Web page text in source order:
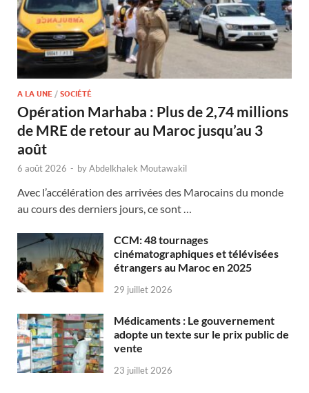
A LA UNE / SOCIÉTÉ
Opération Marhaba : Plus de 2,74 millions
de MRE de retour au Maroc jusqu’au 3
août
6 août 2026 - byAbdelkhalek Moutawakil
Avec l’accélération des arrivées des Marocains du monde
au cours des derniers jours, ce sont …
CCM: 48 tournages
cinématographiques et télévisées
étrangers au Maroc en 2025
29 juillet 2026
Médicaments : Le gouvernement
adopte un texte sur le prix public de
vente
23 juillet 2026